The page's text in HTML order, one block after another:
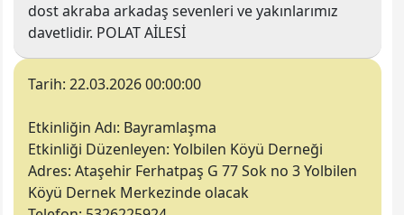
dost akraba arkadaş sevenleri ve yakınlarımız
davetlidir. POLAT AİLESİ
Tarih: 22.03.2026 00:00:00
Etkinliğin Adı: Bayramlaşma
Etkinliği Düzenleyen: Yolbilen Köyü Derneği
Adres: Ataşehir Ferhatpaş G 77 Sok no 3 Yolbilen
Köyü Dernek Merkezinde olacak